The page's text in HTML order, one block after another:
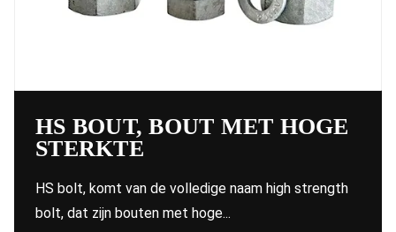
HS BOUT, BOUT MET HOGE
STERKTE
HS bolt, komt van de volledige naam high strength
bolt, dat zijn bouten met hoge...